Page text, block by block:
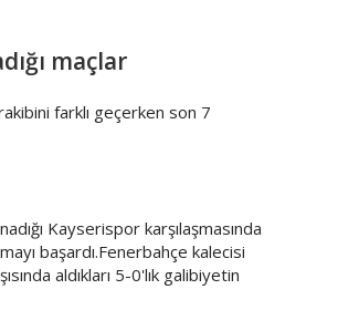
maçlar
farklı geçerken son 7
Kayserispor karşılaşmasında
başardı.Fenerbahçe kalecisi
aldıkları 5-0'lık galibiyetin